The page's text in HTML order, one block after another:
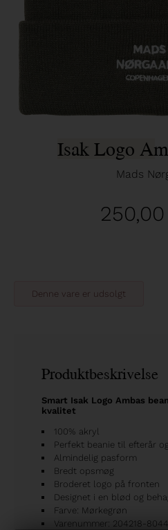
Isak Logo
Mads
250,00
Denne vare er udsolgt
Produktbeskrivelse
Smart Isak Logo Ambas
kvalitet
100% akryl
Perfekt beanie til efterår
Almindelig pasform
Bredt opsmøg
Broderet logo på fronten
Designet i en blød og
Farve: Mørkegrøn
Varenummer: 204218-8044